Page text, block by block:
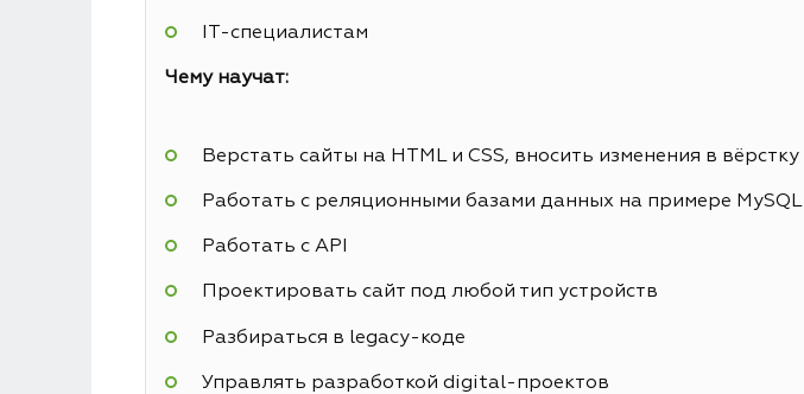
IT-специалистам
Чему научат:
Верстать сайты на HTML и CSS, вносить изменения в вёрстку
Работать с реляционными базами данных на примере MySQL
Работать с API
Проектировать сайт под любой тип устройств
Разбираться в legacy-коде
Управлять разработкой digital-проектов